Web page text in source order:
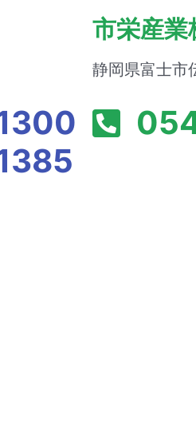
市栄産業
静岡県富士